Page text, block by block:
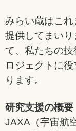
みらい蔵はこ
提供してまい
て、私たちの
ロジェクトに
ります。
研究支援の概要
JAXA（宇宙航